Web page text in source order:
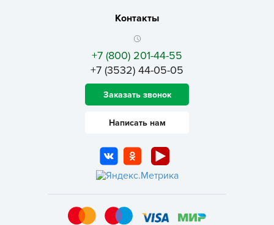
Контакты
+7 (800) 201-44-55
+7 (3532) 44-05-05
Заказать звонок
Написать нам